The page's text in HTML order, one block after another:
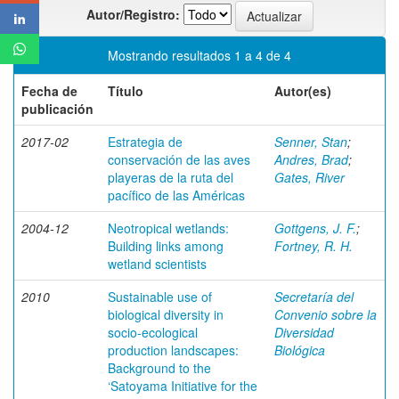
Autor/Registro:
Mostrando resultados 1 a 4 de 4
Fecha de
publicación
Título Autor(es)
2017-02
Estrategia de
conservación de las aves
playeras de la ruta del
pacífico de las Américas
Senner, Stan;
Andres, Brad;
Gates, River
2004-12
Neotropical wetlands:
Building links among
wetland scientists
Gottgens, J. F.;
Fortney, R. H.
2010
Sustainable use of
biological diversity in
socio-ecological
production landscapes:
Background to the
‘Satoyama Initiative for the
Secretaría del
Convenio sobre la
Diversidad
Biológica